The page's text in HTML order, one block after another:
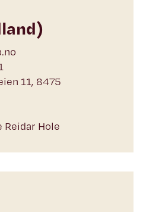
11, 8475
Reidar Hole